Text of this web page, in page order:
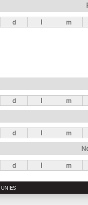
d l m
d l m
d l m
d l m